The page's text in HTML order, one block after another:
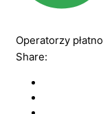
Operatorzy
Share: